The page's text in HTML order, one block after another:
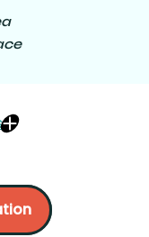
P.17.
amovible,